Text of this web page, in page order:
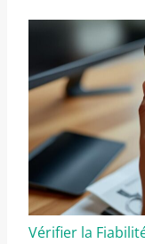
Vérifier la